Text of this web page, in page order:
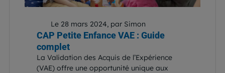
Le 28 mars 2024, par Simon
CAP Petite Enfance VAE : Guide
complet
La Validation des Acquis de l’Expérience
(VAE) offre une opportunité unique aux